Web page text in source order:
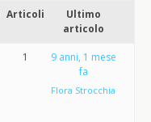
Articoli
Ultimo
articolo
1
9 anni, 1 mese
fa
Flora Strocchia